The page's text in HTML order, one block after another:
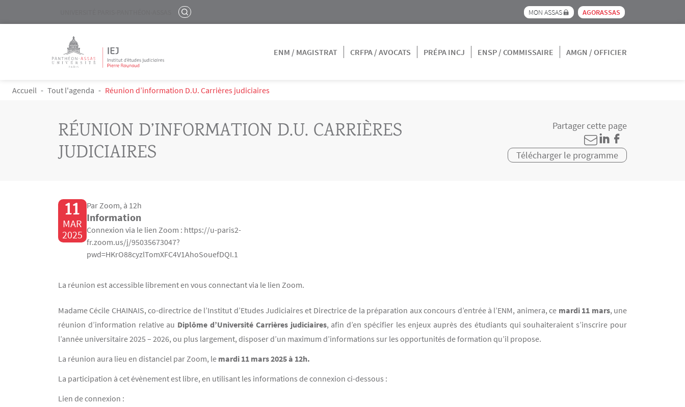
Aller au contenu principal
RECHERCHER Menu pre_header IEJ
MON ASSAS AGORASSAS
ENM / MAGISTRAT
CRFPA / AVOCATS PRÉPA INCJ ENSP / COMMISSAIRE AMGN / OFFICIER
FIL D'ARIANE
Accueil Tout l'agenda Réunion d’information D.U. Carrières judiciaires
RÉUNION D’INFORMATION D.U. CARRIÈRES
JUDICIAIRES
Partager cette page
Télécharger le programme
11
MAR
2025
Par Zoom, à 12h
Information
Connexion via le lien Zoom : https://u-paris2-
fr.zoom.us/j/95035673047?
pwd=HKrO88cyzlTomXFC4V1AhoSouefDQI.1
La réunion est accessible librement en vous connectant via le lien Zoom.
Texte
Madame Cécile CHAINAIS, co-directrice de l’Institut d’Etudes Judiciaires et Directrice de la préparation aux concours d’entrée à l’ENM, animera, ce mardi 11 mars, une
réunion d’information relative au Diplôme d’Université Carrières judiciaires, afin d’en spécifier les enjeux auprès des étudiants qui souhaiteraient s’inscrire pour
l’année universitaire 2025 – 2026, ou plus largement, disposer d’un maximum d’informations sur les opportunités de formation qu’il propose.
La réunion aura lieu en distanciel par Zoom, le mardi 11 mars 2025 à 12h.
La participation à cet évènement est libre, en utilisant les informations de connexion ci-dessous :
Lien de connexion :